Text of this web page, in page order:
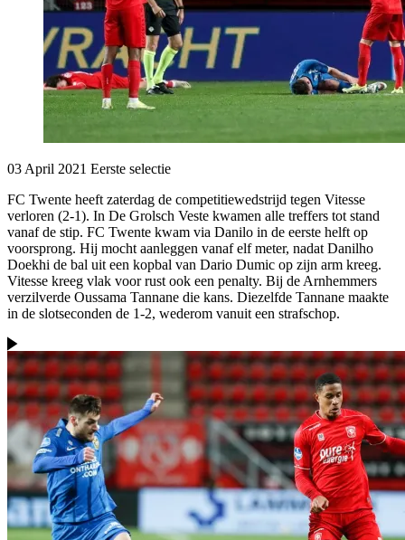
03 April 2021 Eerste selectie
FC Twente heeft zaterdag de competitiewedstrijd tegen Vitesse
verloren (2-1). In De Grolsch Veste kwamen alle treffers tot stand
vanaf de stip. FC Twente kwam via Danilo in de eerste helft op
voorsprong. Hij mocht aanleggen vanaf elf meter, nadat Danilho
Doekhi de bal uit een kopbal van Dario Dumic op zijn arm kreeg.
Vitesse kreeg vlak voor rust ook een penalty. Bij de Arnhemmers
verzilverde Oussama Tannane die kans. Diezelfde Tannane maakte
in de slotseconden de 1-2, wederom vanuit een strafschop.